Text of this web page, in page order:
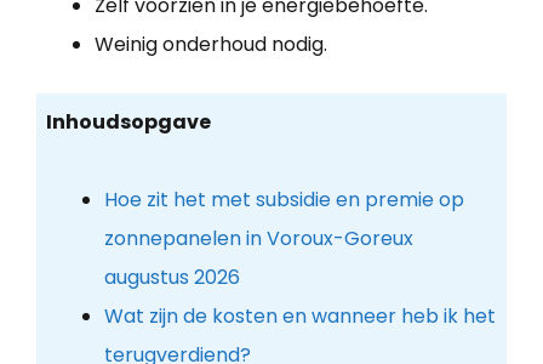
Weinig onderhoud nodig.
Inhoudsopgave
Hoe zit het met subsidie en premie op
zonnepanelen in Voroux-Goreux
augustus 2026
Wat zijn de kosten en wanneer heb ik het
terugverdiend?